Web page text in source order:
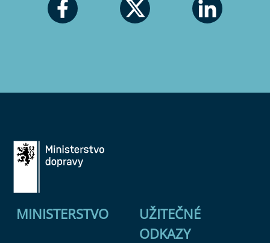
MINISTERSTVO
UŽITEČNÉ
ODKAZY